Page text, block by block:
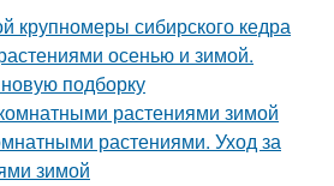
крупномеры сибирского кедра
осенью и зимой.
подборку
растениями зимой
растениями. Уход за
зимой